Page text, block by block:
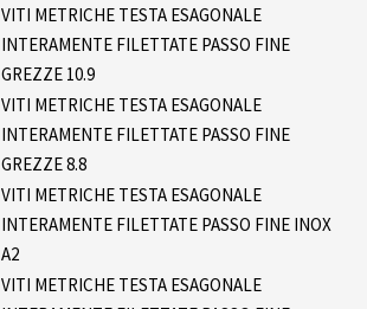
VITI METRICHE TESTA ESAGONALE
INTERAMENTE FILETTATE PASSO FINE
GREZZE 10.9
VITI METRICHE TESTA ESAGONALE
INTERAMENTE FILETTATE PASSO FINE
GREZZE 8.8
VITI METRICHE TESTA ESAGONALE
INTERAMENTE FILETTATE PASSO FINE INOX
A2
VITI METRICHE TESTA ESAGONALE